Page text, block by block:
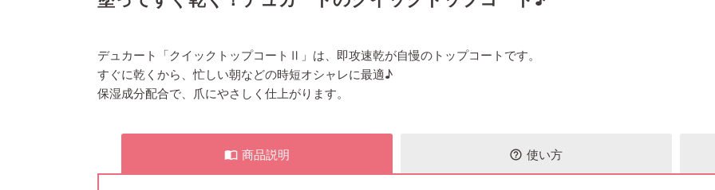
デュカート「クイックトップコートⅡ」は、即攻速乾が自慢のトップコートです。
すぐに乾くから、忙しい朝などの時短オシャレに最適♪
保湿成分配合で、爪にやさしく仕上がります。
import_contacts 商品説明 help_outline 使い方